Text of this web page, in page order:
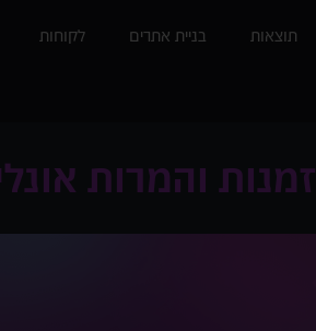
תוצאות בניית אתרים לקוחות